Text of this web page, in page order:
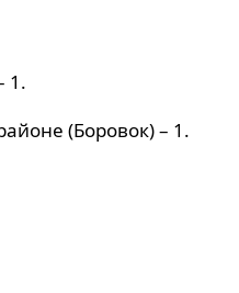
1.
(Боровок) – 1.